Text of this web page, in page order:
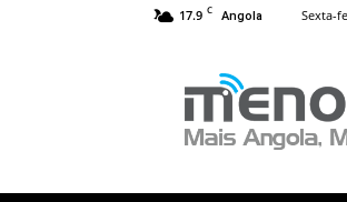
17.9 C Angola Sexta-